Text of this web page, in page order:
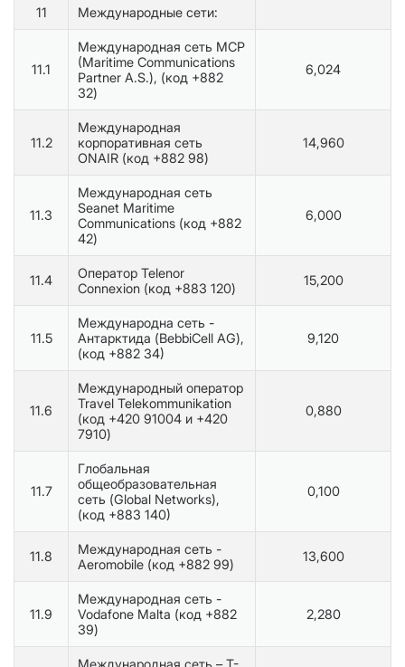
11 Международные сети:
11.1
Международная сеть MCP
(Maritime Communications
Partner A.S.), (код +882
32)
6,024
11.2
Международная
корпоративная сеть
ONAIR (код +882 98)
14,960
11.3
Международная сеть
Seanet Maritime
Communications (код +882
42)
6,000
11.4
Оператор Telenor
Connexion (код +883 120)
15,200
11.5
Международна сеть -
Антарктида (BebbiCell AG),
(код +882 34)
9,120
11.6
Международный оператор
Travel Telekommunikation
(код +420 91004 и +420
7910)
0,880
11.7
Глобальная
общеобразовательная
сеть (Global Networks),
(код +883 140)
0,100
11.8
Международная сеть -
Aeromobile (код +882 99)
13,600
11.9
Международная сеть -
Vodafone Malta (код +882
39)
2,280